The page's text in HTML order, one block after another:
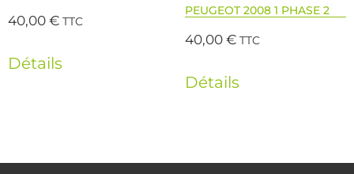
40,00€ TTC
Détails
PEUGEOT 2008 1 PHASE 2
40,00€ TTC
Détails